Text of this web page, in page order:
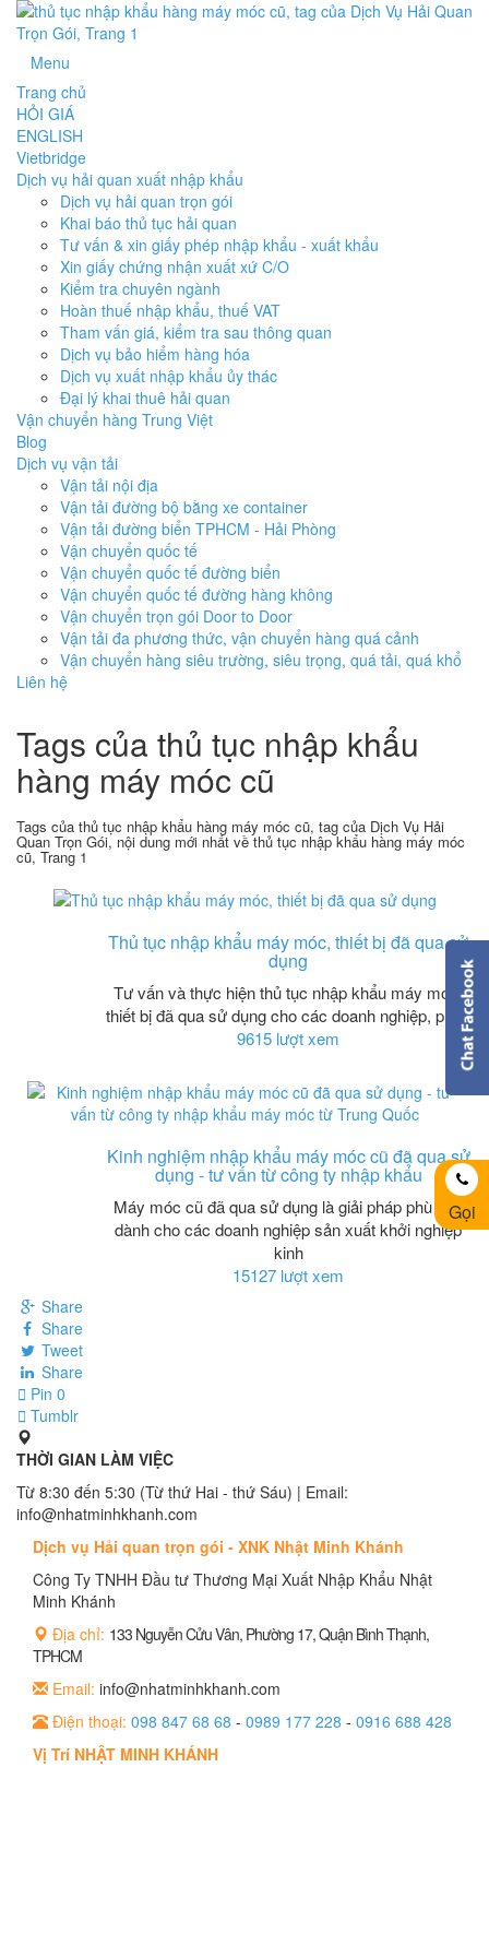
Menu
Trang chủ
HỎI GIÁ
ENGLISH
Vietbridge
Dịch vụ hải quan xuất nhập khẩu
Dịch vụ hải quan trọn gói
Khai báo thủ tục hải quan
Tư vấn & xin giấy phép nhập khẩu - xuất khẩu
Xin giấy chứng nhận xuất xứ C/O
Kiểm tra chuyên ngành
Hoàn thuế nhập khẩu, thuế VAT
Tham vấn giá, kiểm tra sau thông quan
Dịch vụ bảo hiểm hàng hóa
Dịch vụ xuất nhập khẩu ủy thác
Đại lý khai thuê hải quan
Vận chuyển hàng Trung Việt
Blog
Dịch vụ vận tải
Vận tải nội địa
Vận tải đường bộ bằng xe container
Vận tải đường biển TPHCM - Hải Phòng
Vận chuyển quốc tế
Vận chuyển quốc tế đường biển
Vận chuyển quốc tế đường hàng không
Vận chuyển trọn gói Door to Door
Vận tải đa phương thức, vận chuyển hàng quá cảnh
Vận chuyển hàng siêu trường, siêu trọng, quá tải, quá khổ
Liên hệ
Tags của thủ tục nhập khẩu
hàng máy móc cũ
Tags của thủ tục nhập khẩu hàng máy móc cũ, tag của Dịch Vụ Hải
Quan Trọn Gói, nội dung mới nhất về thủ tục nhập khẩu hàng máy móc
cũ, Trang 1
Thủ tục nhập khẩu máy móc, thiết bị đã qua sử
dụng
Tư vấn và thực hiện thủ tục nhập khẩu máy móc,
thiết bị đã qua sử dụng cho các doanh nghiệp, phục
9615 lượt xem
Kinh nghiệm nhập khẩu máy móc cũ đã qua sử
dụng - tư vấn từ công ty nhập khẩu
Máy móc cũ đã qua sử dụng là giải pháp phù hợp
dành cho các doanh nghiệp sản xuất khởi nghiệp
kinh
15127 lượt xem
Share
Share
Tweet
Share
Pin 0
Tumblr
THỜI GIAN LÀM VIỆC
Từ 8:30 đến 5:30 (Từ thứ Hai - thứ Sáu) | Email:
info@nhatminhkhanh.com
Dịch vụ Hải quan trọn gói - XNK Nhật Minh Khánh
Công Ty TNHH Đầu tư Thương Mại Xuất Nhập Khẩu Nhật
Minh Khánh
Địa chỉ: 133 Nguyễn Cửu Vân, Phường 17, Quận Bình Thạnh,
TPHCM
Email: info@nhatminhkhanh.com
Điện thoại: 098 847 68 68 - 0989 177 228 - 0916 688 428
Vị Trí NHẬT MINH KHÁNH
Gọi